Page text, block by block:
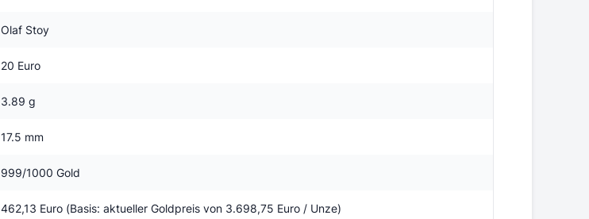
Olaf Stoy
20 Euro
3.89 g
17.5 mm
999/1000 Gold
462,13 Euro (Basis: aktueller Goldpreis von 3.698,75 Euro / Unze)